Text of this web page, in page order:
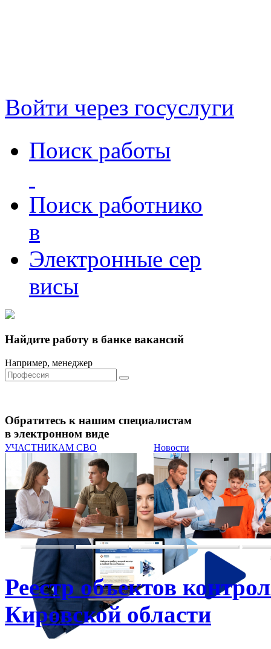
Войти через госуслуги
Поиск работы
Поиск работнико
в
Электронные сер
висы
Найдите работу в банке вакансий
Например, менеджер
Обратитесь к нашим специалистам
в электронном виде
УЧАСТНИКАМ СВО Новости
Реестр объектов
Кировской области